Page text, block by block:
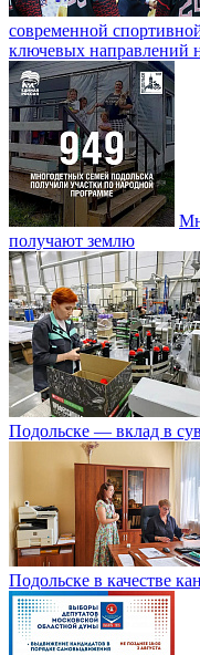
современной
ключевых направлений
получают землю
Подольске — вклад в
Подольске в качестве